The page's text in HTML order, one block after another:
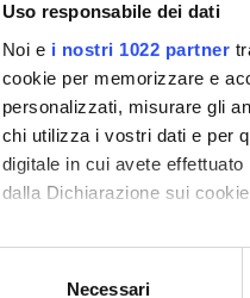
Uso responsabile dei dati
Noi e i nostri 1022 partner
cookie per memorizzare e
personalizzati, misurare gli
chi utilizza i vostri dati e per
digitale in cui avete
dalla Dichiarazione sui
Con il tuo consenso,
raccogliere
Necessari
- Introduction to
- Requirement
- Requirement
- Requirement
- Requirement
- Requirement
- Goal oriented:
Didactic
Frontal lectures,